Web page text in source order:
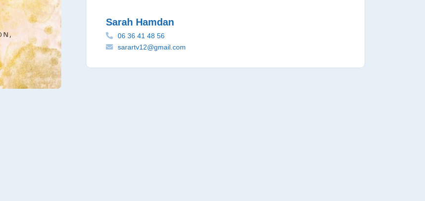
Sarah Hamdan
06 36 41 48 56
sarartv12@gmail.com